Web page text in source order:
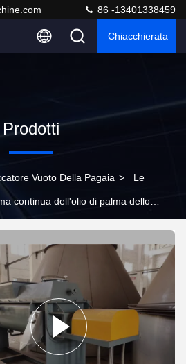
86 -13401338459
Chiacchierata
Prodotti
Vuoto Della Pagaia > Le
continua dell'olio di palma dello